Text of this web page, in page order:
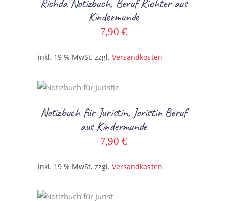
Richda Notizbuch, Beruf Richter aus
Kindermunde
7,90 €
inkl. 19 % MwSt. zzgl. Versandkosten
Notizbuch für Juristin, Joristin Beruf
aus Kindermunde
7,90 €
inkl. 19 % MwSt. zzgl. Versandkosten